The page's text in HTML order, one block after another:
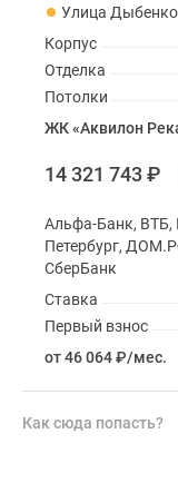
Улица Дыбенко
Корпус
Отделка
Потолки
ЖК «Аквилон
14 321 743₽
Альфа-Банк, ВТБ,
Петербург,
СберБанк
Ставка
Первый взнос
от 46 064₽/мес.
Как сюда попасть?